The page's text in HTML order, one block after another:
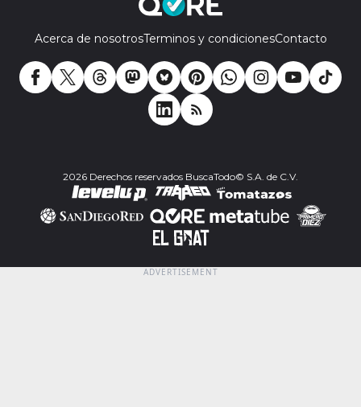
Acerca de nosotrosTerminos y condicionesContacto
2026 Derechos reservados BuscaTodo© S.A. de C.V.